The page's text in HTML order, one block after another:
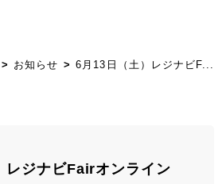
いて
お知らせ 6月13日（土）レジナビF...
レジナビFairオンライン